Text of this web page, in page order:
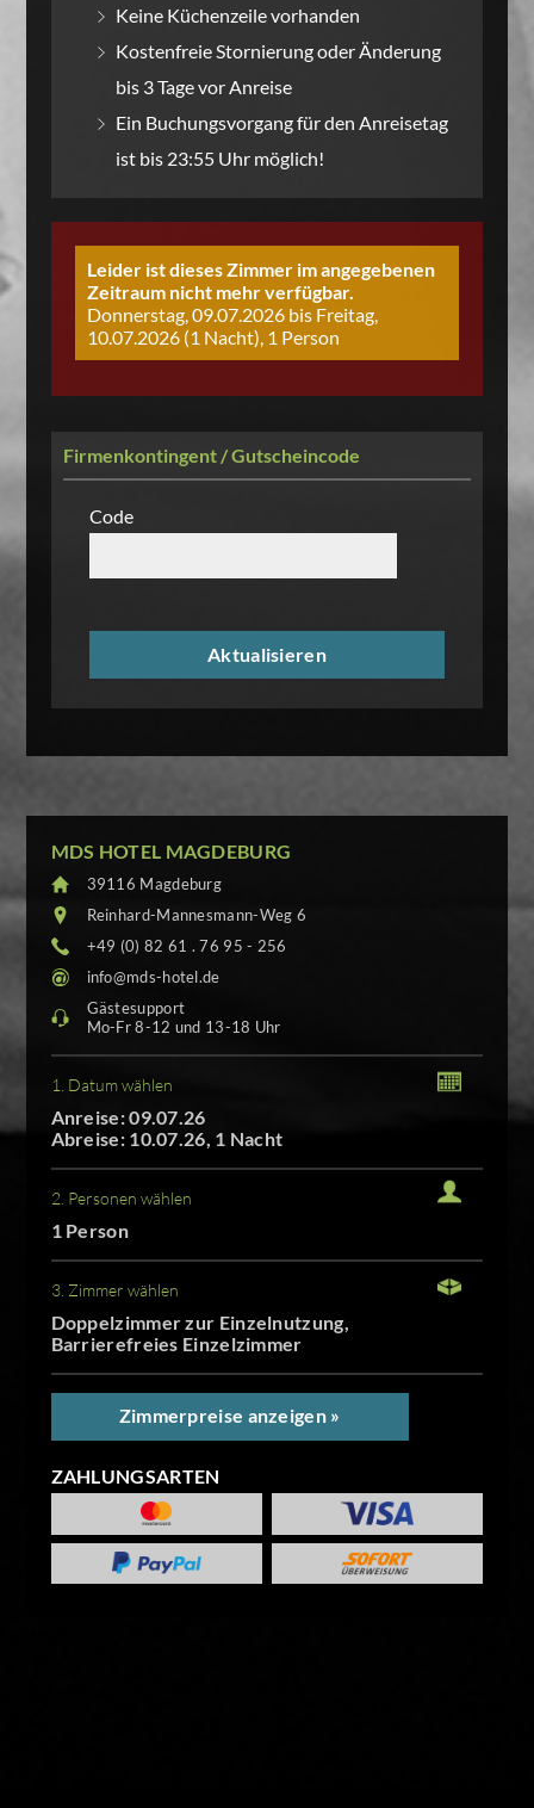
Keine Küchenzeile vorhanden
Kostenfreie Stornierung oder Änderung
bis 3 Tage vor Anreise
Ein Buchungsvorgang für den Anreisetag
ist bis 23:55 Uhr möglich!
Leider ist dieses Zimmer im angegebenen
Zeitraum nicht mehr verfügbar.
Donnerstag, 09.07.2026 bis Freitag,
10.07.2026 (1 Nacht), 1 Person
Firmenkontingent / Gutscheincode
Code
MDS HOTEL MAGDEBURG
39116 Magdeburg
Reinhard-Mannesmann-Weg 6
+49 (0) 82 61 . 76 95 - 256
info@mds-hotel.de
Gästesupport
Mo-Fr 8-12 und 13-18 Uhr
1. Datum wählen
Anreise: 09.07.26
Abreise: 10.07.26, 1 Nacht
2. Personen wählen
1 Person
3. Zimmer wählen
Doppelzimmer zur Einzelnutzung,
Barrierefreies Einzelzimmer
Zimmerpreise anzeigen »
ZAHLUNGSARTEN